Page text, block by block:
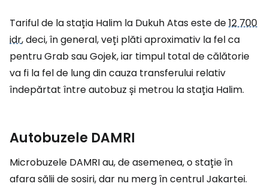
Tariful de la stația Halim la Dukuh Atas este de12 700
idr, deci, în general, veți plăti aproximativ la fel ca
pentru Grab sau Gojek, iar timpul total de călătorie
va fi la fel de lung din cauza transferului relativ
îndepărtat între autobuz și metrou la stația Halim.
Autobuzele DAMRI
Microbuzele DAMRI au, de asemenea, o stație în
afara sălii de sosiri, dar nu merg în centrul Jakartei.